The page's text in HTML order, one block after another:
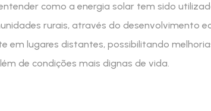
como a energia solar tem sido
rurais, através do desenvolvimento
em lugares distantes, possibilitando
de condições mais dignas de vida.